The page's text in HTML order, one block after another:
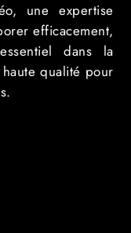
une expertise
efficacement,
dans la
qualité pour